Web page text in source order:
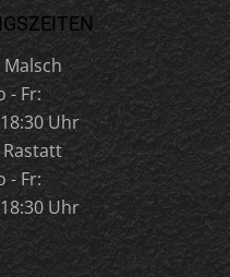
- Fr:
Uhr
- Fr:
Uhr